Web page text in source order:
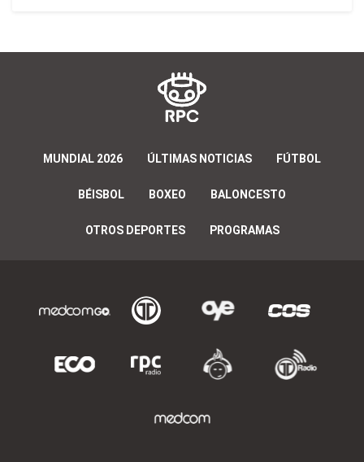
MUNDIAL 2026 ÚLTIMAS NOTICIAS FÚTBOL
BÉISBOL BOXEO BALONCESTO
OTROS DEPORTES PROGRAMAS